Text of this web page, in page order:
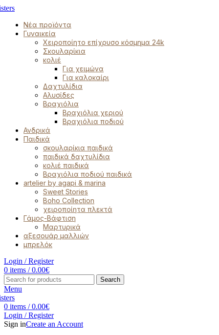
Νέα προϊόντα
Γυναικεία
Χειροποίητο επίχρυσο κόσμημα 24k
Σκουλαρίκια
κολιέ
Για χειμώνα
Για καλοκαίρι
Δαχτυλίδια
Αλυσίδες
Βραχιόλια
Βραχιόλια χεριού
Βραχιόλια ποδιού
Ανδρικά
Παιδικά
σκουλαρίκια παιδικά
παιδικά δαχτυλίδια
κολιέ παιδικά
Βραχιόλια ποδιού παιδικά
artelier by agapi & marina
Sweet Stories
Boho Collection
χειροποίητα πλεκτά
Γάμος-Βάφτιση
Μαρτυρικά
αξεσουάρ μαλλιών
μπρελόκ
Login / Register
0 items / 0.00€
Search
Menu
0 items / 0.00€
Login / Register
Sign inCreate an Account